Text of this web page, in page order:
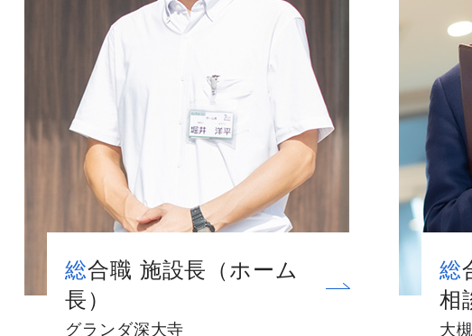
総合職 施設長（ホーム
長）
グランダ深大寺
総合職 営業担当（お客様
相
大